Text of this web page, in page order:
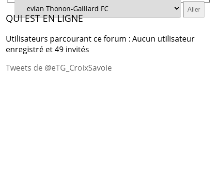
QUI EST EN LIGNE
Utilisateurs parcourant ce forum : Aucun utilisateur
enregistré et 49 invités
Tweets de @eTG_CroixSavoie